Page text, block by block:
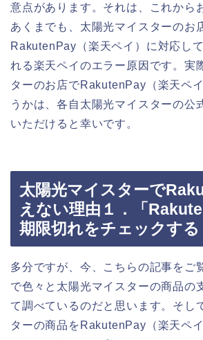
意点があります。それは、これから
あくまでも、太陽光マイスターのお
RakutenPay（楽天ペイ）に対応し
れる楽天ペイのエラー原因です。実
ターのお店でRakutenPay（楽天ペ
うかは、各自太陽光マイスターの公
いただけると幸いです。
太陽光マイスターで
えない理由１．「
期限切れをチェックする
多分ですが、今、こちらの記事をご
で色々と太陽光マイスターの商品の
て調べているのだと思います。そし
ターの商品をRakutenPay（楽天ペ